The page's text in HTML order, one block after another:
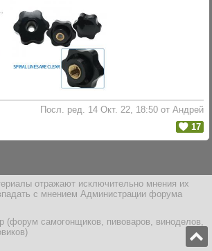
Посл. ред. 14 Окт. 22, 18:50 от Андрей
17
отражают исключительно мнения их
с мнением Администрации форума
(форум самогонщиков, пивоваров, виноделов,